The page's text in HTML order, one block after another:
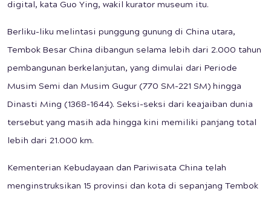
digital, kata Guo Ying, wakil kurator museum itu.
Berliku-liku melintasi punggung gunung di China utara,
Tembok Besar China dibangun selama lebih dari 2.000 tahun
pembangunan berkelanjutan, yang dimulai dari Periode
Musim Semi dan Musim Gugur (770 SM-221 SM) hingga
Dinasti Ming (1368-1644). Seksi-seksi dari keajaiban dunia
tersebut yang masih ada hingga kini memiliki panjang total
lebih dari 21.000 km.
Kementerian Kebudayaan dan Pariwisata China telah
menginstruksikan 15 provinsi dan kota di sepanjang Tembok